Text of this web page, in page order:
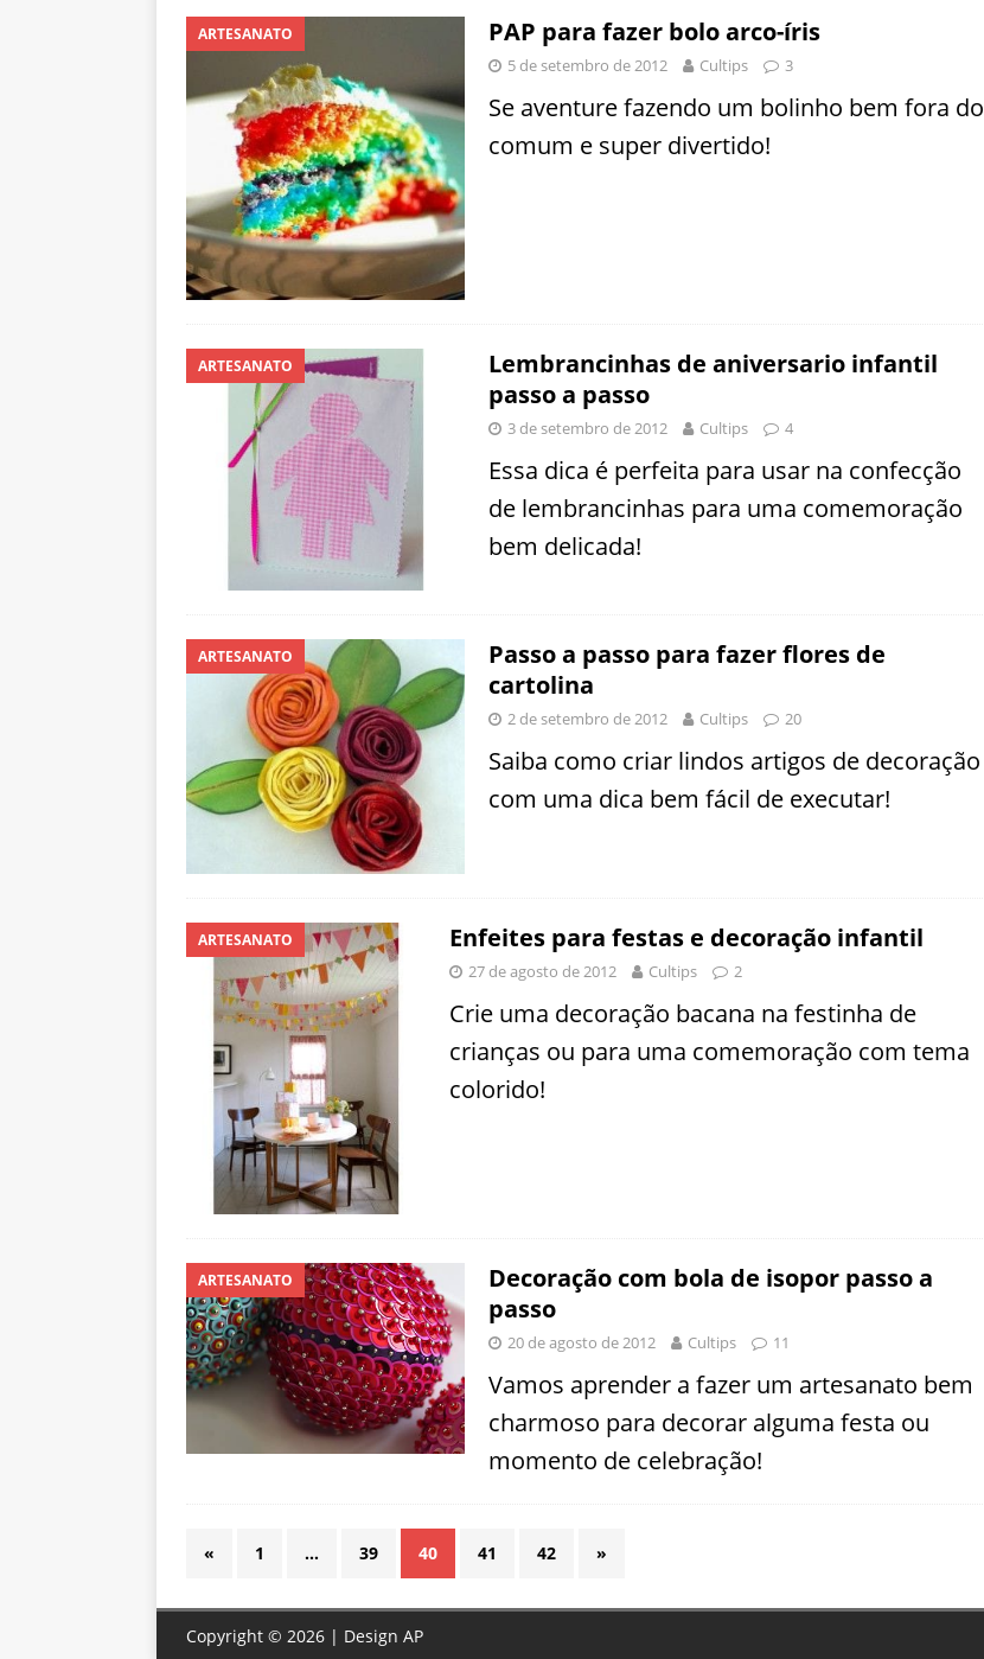
ARTESANATO PAP para fazer bolo arco-íris
5 de setembro de 2012 Cultips 3
Se aventure fazendo um bolinho bem fora do
comum e super divertido!
ARTESANATO
Lembrancinhas de aniversario infantil
passo a passo
3 de setembro de 2012 Cultips 4
Essa dica é perfeita para usar na confecção
de lembrancinhas para uma comemoração
bem delicada!
ARTESANATO
Passo a passo para fazer flores de
cartolina
2 de setembro de 2012 Cultips 20
Saiba como criar lindos artigos de decoração
com uma dica bem fácil de executar!
ARTESANATO Enfeites para festas e decoração infantil
27 de agosto de 2012 Cultips 2
Crie uma decoração bacana na festinha de
crianças ou para uma comemoração com tema
colorido!
ARTESANATO
Decoração com bola de isopor passo a
passo
20 de agosto de 2012 Cultips 11
Vamos aprender a fazer um artesanato bem
charmoso para decorar alguma festa ou
momento de celebração!
« 1 … 39 40 41 42 »
Copyright © 2026 | Design AP